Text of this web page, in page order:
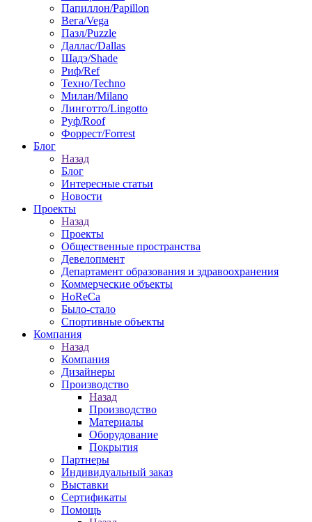
Папиллон/Papillon
Вега/Vega
Пазл/Puzzle
Даллас/Dallas
Шадэ/Shade
Риф/Ref
Техно/Techno
Милан/Milano
Линготто/Lingotto
Руф/Roof
Форрест/Forrest
Блог
Назад
Блог
Интересные статьи
Новости
Проекты
Назад
Проекты
Общественные пространства
Девелопмент
Департамент образования и здравоохранения
Коммерческие объекты
HoReCa
Было-стало
Спортивные объекты
Компания
Назад
Компания
Дизайнеры
Производство
Назад
Производство
Материалы
Оборудование
Покрытия
Партнеры
Индивидуальный заказ
Выставки
Сертификаты
Помощь